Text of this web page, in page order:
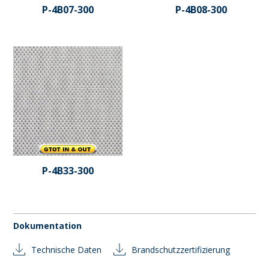
P-4B07-300 P-4B08-300
P-4B33-300
Dokumentation
Technische Daten Brandschutzzertifizierung